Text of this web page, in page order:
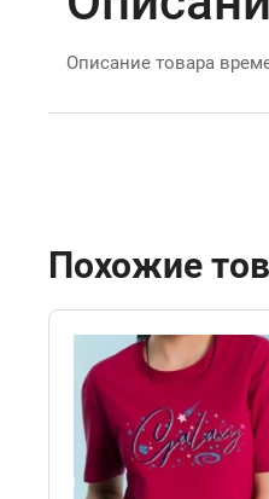
Описание товара
Похожие